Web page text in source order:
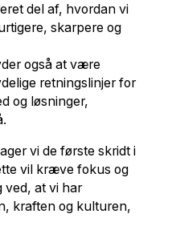
del af, hvordan vi
skarpere og
også at være
retningslinjer for
og løsninger,
vi de første skridt i
vil kræve fokus og
ved, at vi har
kraften og kulturen,